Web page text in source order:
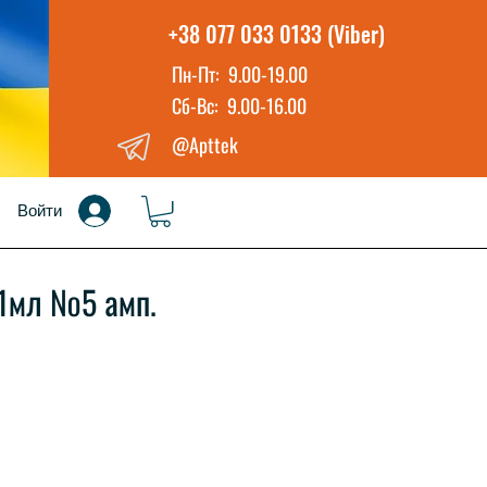
+38 077 033 0133 (Viber)
Пн-Пт: 9.00-19.00
Сб-Вс: 9.00-16.00
@Apttek
Войти
№5 амп.